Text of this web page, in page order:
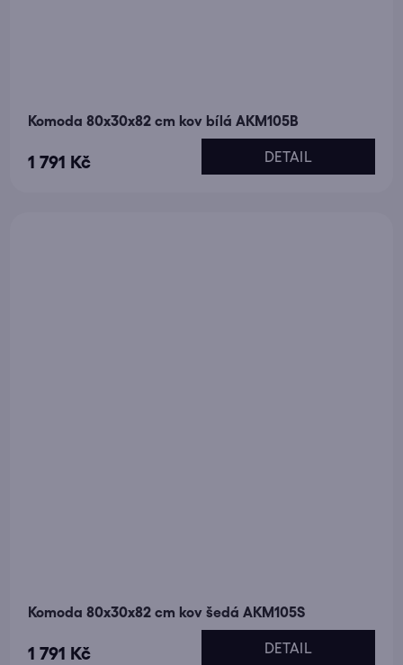
Komoda 80x30x82 cm kov bílá AKM105B
1 791 Kč DETAIL
Komoda 80x30x82 cm kov šedá AKM105S
1 791 Kč DETAIL